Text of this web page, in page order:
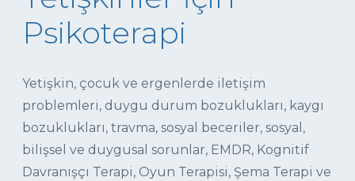
Psikoterapi
Yetişkin, çocuk ve ergenlerde iletişim
problemleri, duygu durum bozuklukları, kaygı
bozuklukları, travma, sosyal beceriler, sosyal,
bilişsel ve duygusal sorunlar, EMDR, Kognitif
Davranışçı Terapi, Oyun Terapisi, Şema Terapi ve